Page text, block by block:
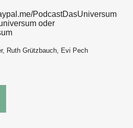
PodcastDasUniversum
oder
Ruth Grützbauch, Evi Pech